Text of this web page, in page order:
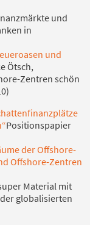
und
in
und
Ötsch,
Zentren schön
Positionspapier
der Offshore-
Offshore-Zentren
Material mit
globalisierten